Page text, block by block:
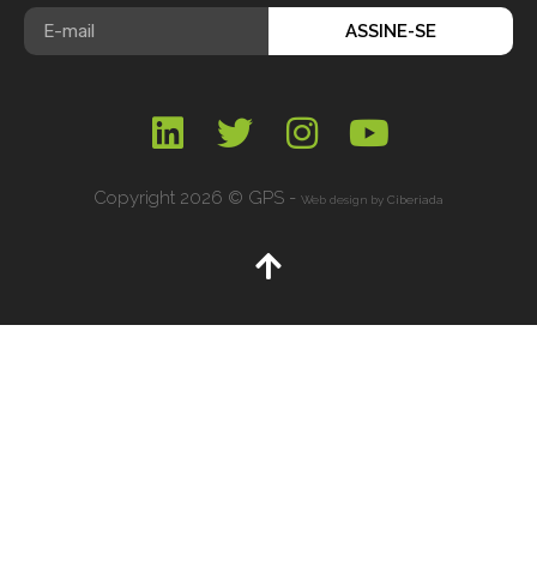
ASSINE-SE
Copyright 2026 © GPS - Web design by Ciberiada